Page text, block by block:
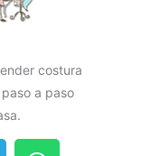
costura
a paso